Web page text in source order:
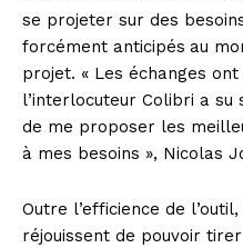
se projeter sur des
forcément anticipés au
projet. « Les échanges
l’interlocuteur Colibri a
de me proposer les
à mes besoins », Nicolas
Outre l’efficience de
réjouissent de pouvoir